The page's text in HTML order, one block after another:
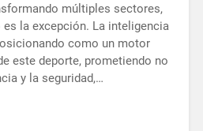
múltiples sectores,
la excepción. La inteligencia
como un motor
este deporte, prometiendo no
y la seguridad,…